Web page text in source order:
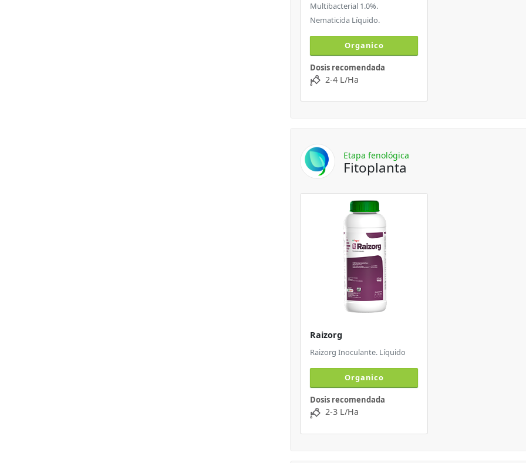
Multibacterial 1.0%.
Nematicida Líquido.
Organico
Dosis recomendada
2-4 L/Ha
Etapa fenológica
Fitoplanta
Raizorg
Raizorg Inoculante. Líquido
Organico
Dosis recomendada
2-3 L/Ha